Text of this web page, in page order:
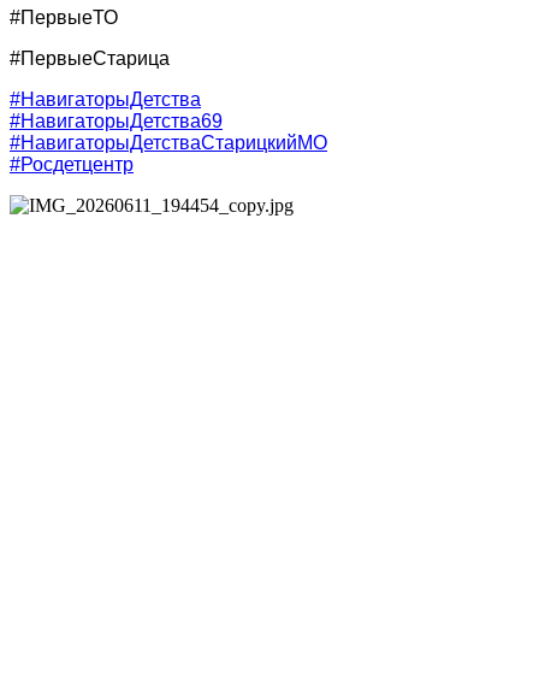
#ПервыеТО
#ПервыеСтарица
#НавигаторыДетства
#НавигаторыДетства69
#НавигаторыДетстваСтарицкийМО
#Росдетцентр